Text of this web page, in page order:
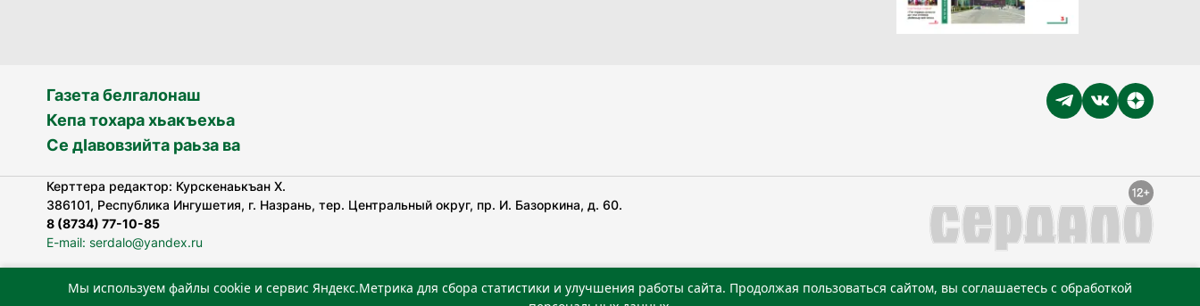
Газета белгалонаш
Кепа тохара хьакъехьа
Се дӀавовзийта раьза ва
Керттера редактор: Курскенаькъан Х.
386101, Республика Ингушетия, г. Назрань, тер. Центральный округ, пр. И. Базоркина, д. 60.
8 (8734) 77-10-85
E-mail: serdalo@yandex.ru
«Сердало» газета арадувлар чIоагIдаьд бувзамеи, хоам беча гIирсаштеи, цар дуккхача тайпаштеи тIахьожам
Мы используем файлы cookie и сервис Яндекс.Метрика для сбора статистики и улучшения работы сайта. Продолжая пользоваться сайтом, вы соглашаетесь с обработкой